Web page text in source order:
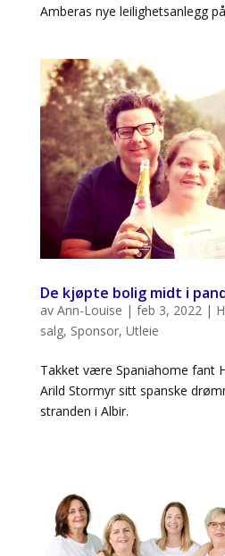
Amberas nye leilighetsanlegg
De kjøpte bolig midt i
av Ann-Louise | feb 3, 2022 |
salg, Sponsor, Utleie
Takket være Spaniahome fant
Arild Stormyr sitt spanske
stranden i Albir.